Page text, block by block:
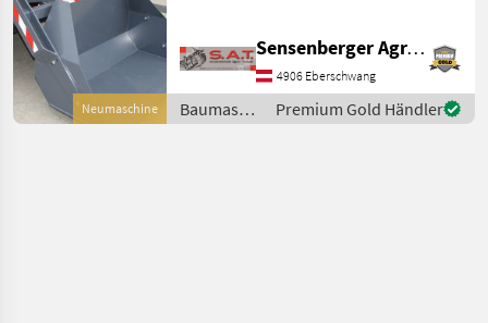
Neumaschine
Ölbadgetriebe - vier
gefederte Arme -
nachstellbare
Rührschaufeln - herv
Sensenberger Agrar-Technik
4906 Eberschwang
Baumaschinen
/ SAT
Premium Gold Händler